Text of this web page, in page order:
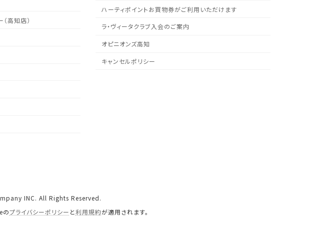
高知店）
ハーティポイントお買物券がご利用いただけます
ラ・ヴィータクラブ入会のご案内
オピニオンズ高知
キャンセルポリシー
INC. All Rights Reserved.
のプライバシーポリシー と利用規約が適用されます。